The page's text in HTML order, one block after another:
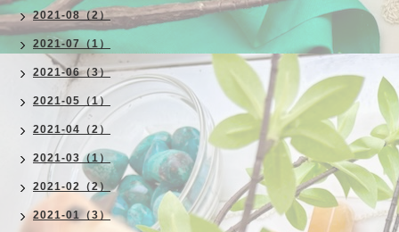
2021-08（2）
2021-07（1）
2021-06（3）
2021-05（1）
2021-04（2）
2021-03（1）
2021-02（2）
2021-01（3）